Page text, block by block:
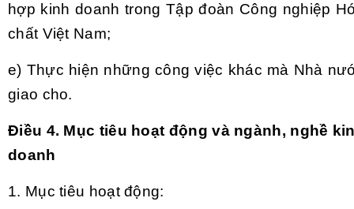
hợp kinh doanh trong Tập đoàn Công nghiệp
chất Việt Nam;
e) Thực hiện những công việc khác mà Nhà
giao cho.
Điều 4. Mục tiêu hoạt động và ngành, nghề
doanh
1. Mục tiêu hoạt động: